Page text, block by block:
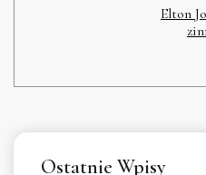
Elton
Ostatnie Wpisy